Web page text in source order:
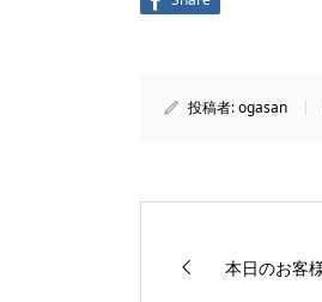
投稿者:ogasan
本日のお客